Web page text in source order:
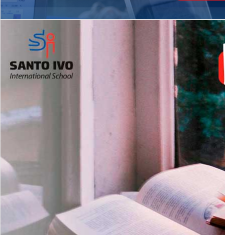
Matrículas Abertas 2026
2º AO 5º ANO FUNDAMENTAL
es
Com imersão Bilingue - Anos
Finais
6º AO 9º ANO FUNDAMENTAL
Inglês: Turmas Reduzidas